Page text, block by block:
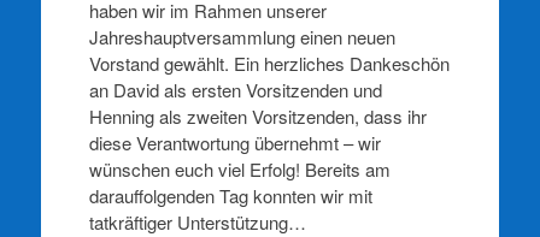
haben wir im Rahmen unserer
Jahreshauptversammlung einen neuen
Vorstand gewählt. Ein herzliches Dankeschön
an David als ersten Vorsitzenden und
Henning als zweiten Vorsitzenden, dass ihr
diese Verantwortung übernehmt – wir
wünschen euch viel Erfolg! Bereits am
darauffolgenden Tag konnten wir mit
tatkräftiger Unterstützung…